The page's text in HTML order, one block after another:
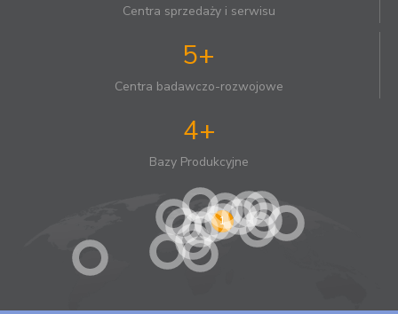
Centra sprzedaży i serwisu
5+
Centra badawczo-rozwojowe
4+
Bazy Produkcyjne
1